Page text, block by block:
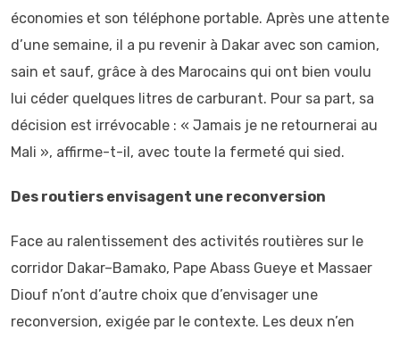
économies et son téléphone portable. Après une attente
d’une semaine, il a pu revenir à Dakar avec son camion,
sain et sauf, grâce à des Marocains qui ont bien voulu
lui céder quelques litres de carburant. Pour sa part, sa
décision est irrévocable : « Jamais je ne retournerai au
Mali », affirme-t-il, avec toute la fermeté qui sied.
Des routiers envisagent une reconversion
Face au ralentissement des activités routières sur le
corridor Dakar–Bamako, Pape Abass Gueye et Massaer
Diouf n’ont d’autre choix que d’envisager une
reconversion, exigée par le contexte. Les deux n’en